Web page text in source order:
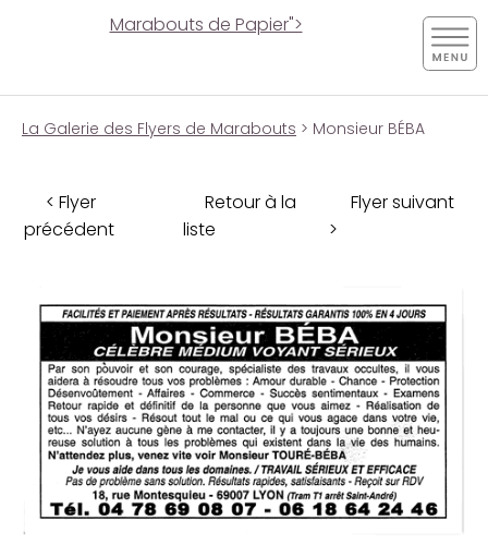
Marabouts de Papier">
La Galerie des Flyers de Marabouts > Monsieur BÉBA
< Flyer
précédent
Retour à la
liste
Flyer suivant
>